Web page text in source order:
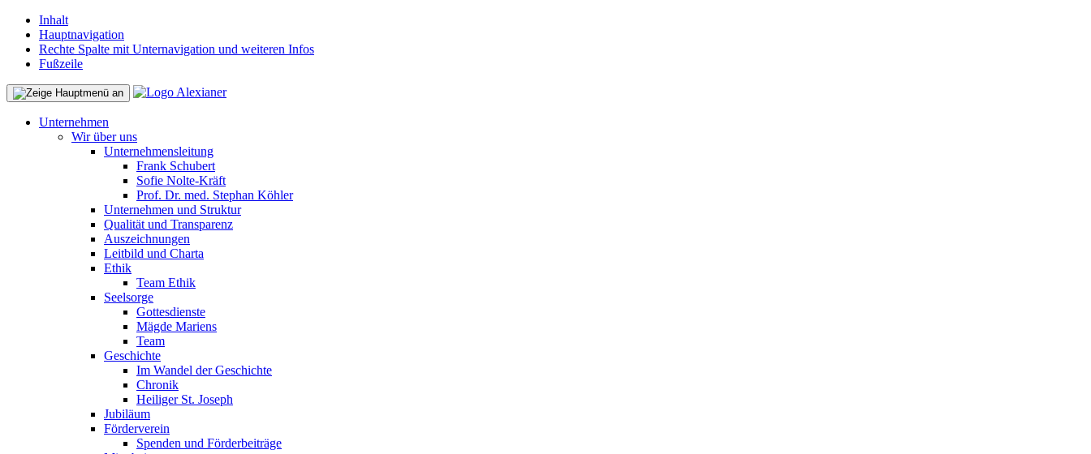
Inhalt
Hauptnavigation
Rechte Spalte mit Unternavigation und weiteren Infos
Fußzeile
Unternehmen
Wir über uns
Unternehmensleitung
Frank Schubert
Sofie Nolte-Kräft
Prof. Dr. med. Stephan Köhler
Unternehmen und Struktur
Qualität und Transparenz
Auszeichnungen
Leitbild und Charta
Ethik
Team Ethik
Seelsorge
Gottesdienste
Mägde Mariens
Team
Geschichte
Im Wandel der Geschichte
Chronik
Heiliger St. Joseph
Jubiläum
Förderverein
Spenden und Förderbeiträge